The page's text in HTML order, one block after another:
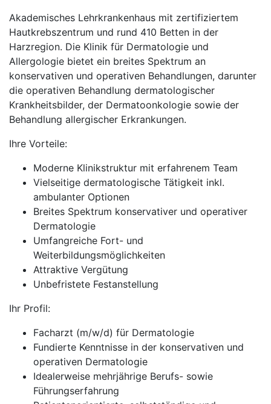
Akademisches Lehrkrankenhaus mit zertifiziertem
Hautkrebszentrum und rund 410 Betten in der
Harzregion. Die Klinik für Dermatologie und
Allergologie bietet ein breites Spektrum an
konservativen und operativen Behandlungen, darunter
die operativen Behandlung dermatologischer
Krankheitsbilder, der Dermatoonkologie sowie der
Behandlung allergischer Erkrankungen.
Ihre Vorteile:
Moderne Klinikstruktur mit erfahrenem Team
Vielseitige dermatologische Tätigkeit inkl.
ambulanter Optionen
Breites Spektrum konservativer und operativer
Dermatologie
Umfangreiche Fort- und
Weiterbildungsmöglichkeiten
Attraktive Vergütung
Unbefristete Festanstellung
Ihr Profil:
Facharzt (m/w/d) für Dermatologie
Fundierte Kenntnisse in der konservativen und
operativen Dermatologie
Idealerweise mehrjährige Berufs- sowie
Führungserfahrung